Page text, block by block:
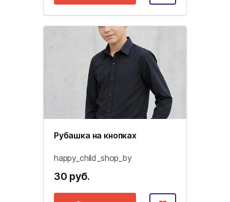
Рубашка на кнопках
happy_child_shop_by
30 руб.